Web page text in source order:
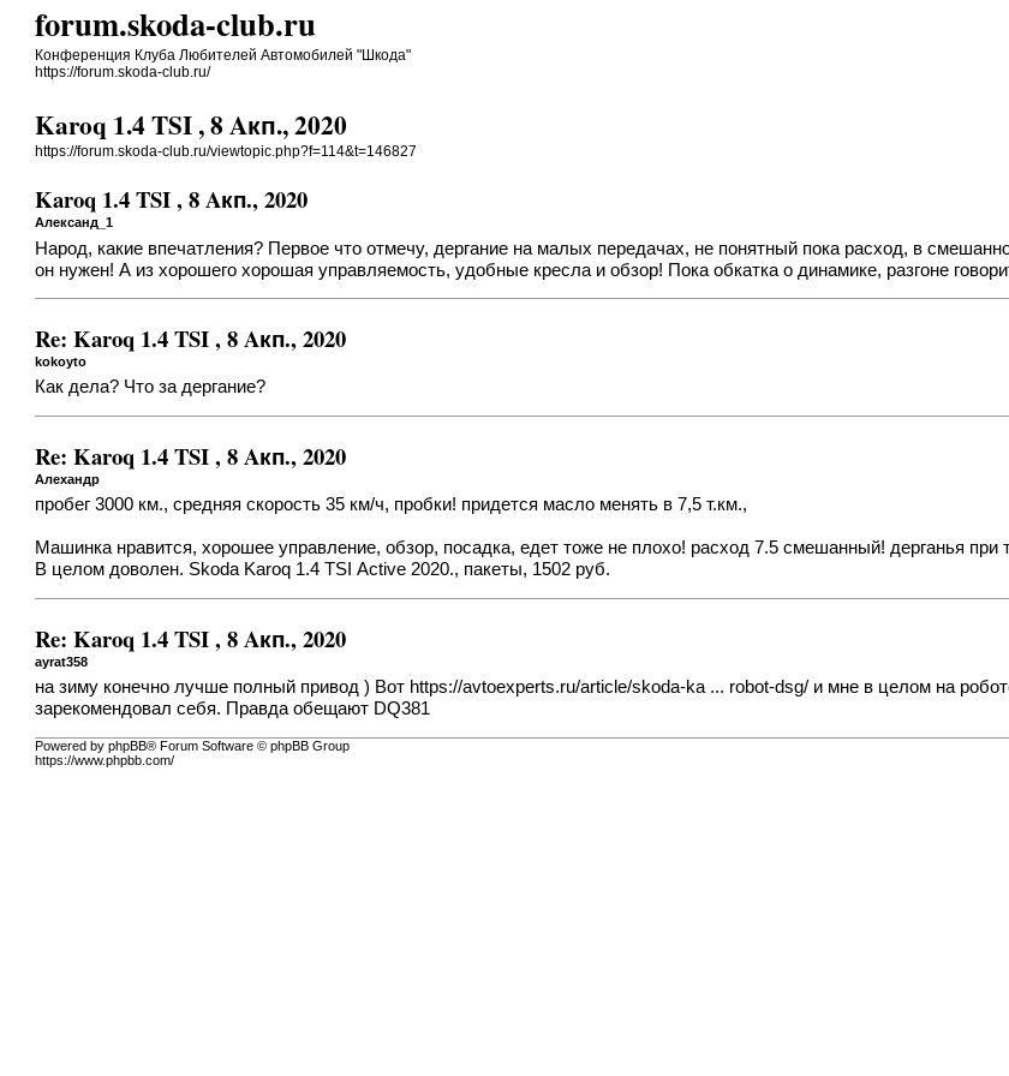
forum.skoda-club.ru
Конференция Клуба Любителей Автомобилей "Шкода"
https://forum.skoda-club.ru/
Karoq 1.4 TSI , 8 Aкп., 2020
https://forum.skoda-club.ru/viewtopic.php?f=114&t=146827
Karoq 1.4 TSI , 8 Aкп., 2020
Александ_1
Народ, какие впечатления? Первое что отмечу, дергание на малых передачах, не понятный пока расход, в
он нужен! А из хорошего хорошая управляемость, удобные кресла и обзор! Пока обкатка о динамике, разгоне
Re: Karoq 1.4 TSI , 8 Aкп., 2020
kokoyto
Как дела? Что за дергание?
Re: Karoq 1.4 TSI , 8 Aкп., 2020
Алехандр
пробег 3000 км., средняя скорость 35 км/ч, пробки! придется масло менять в 7,5 т.км.,
Машинка нравится, хорошее управление, обзор, посадка, едет тоже не плохо! расход 7.5 смешанный! дерганья при
В целом доволен. Skoda Karoq 1.4 TSI Аctive 2020., пакеты, 1502 руб.
Re: Karoq 1.4 TSI , 8 Aкп., 2020
ayrat358
на зиму конечно лучше полный привод ) Вот https://avtoexperts.ru/article/skoda-ka ... robot-dsg/ и мне в целом на
зарекомендовал себя. Правда обещают DQ381
Powered by phpBB® Forum Software © phpBB Group
https://www.phpbb.com/